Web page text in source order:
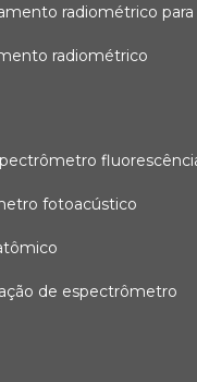
radiométrico
radiométrico
fotoacústico
de espectrômetro